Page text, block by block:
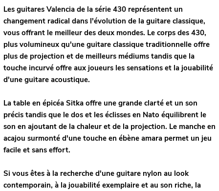
Les guitares Valencia de la série 430 représentent un
changement radical dans l'évolution de la guitare classique,
vous offrant le meilleur des deux mondes. Le corps des 430,
plus volumineux qu'une guitare classique traditionnelle offre
plus de projection et de meilleurs médiums tandis que la
touche incurvé offre aux joueurs les sensations et la jouabilité
d'une guitare acoustique.
La table en épicéa Sitka offre une grande clarté et un son
précis tandis que le dos et les éclisses en Nato équilibrent le
son en ajoutant de la chaleur et de la projection. Le manche en
acajou surmonté d'une touche en ébène amara permet un jeu
facile et sans effort.
Si vous êtes à la recherche d'une guitare nylon au look
contemporain, à la jouabilité exemplaire et au son riche, la